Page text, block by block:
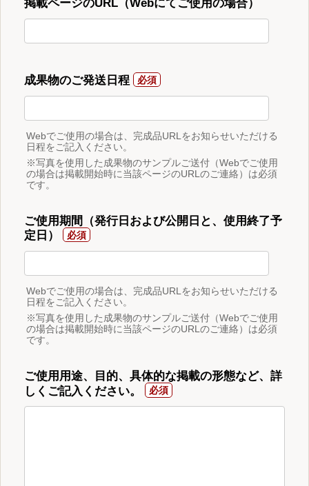
掲載ページのURL（Webにてご使用の場合）
成果物のご発送日程
Webでご使用の場合は、完成品URLをお知らせいただける
日程をご記入ください。
※写真を使用した成果物のサンプルご送付（Webでご使用
の場合は掲載開始時に当該ページのURLのご連絡）は必須
です。
ご使用期間（発行日および公開日と、使用終了予
定日）
Webでご使用の場合は、完成品URLをお知らせいただける
日程をご記入ください。
※写真を使用した成果物のサンプルご送付（Webでご使用
の場合は掲載開始時に当該ページのURLのご連絡）は必須
です。
ご使用用途、目的、具体的な掲載の形態など、詳
しくご記入ください。